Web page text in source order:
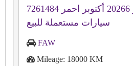
داشينج جيتور 20266 أكتوبر احمر 7261484
سيارات مستعملة للبيع
FAW
Mileage: 18000 KM